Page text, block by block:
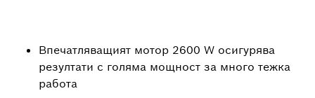
Впечатляващият мотор 2600 W осигурява
резултати с голяма мощност за много тежка
работа